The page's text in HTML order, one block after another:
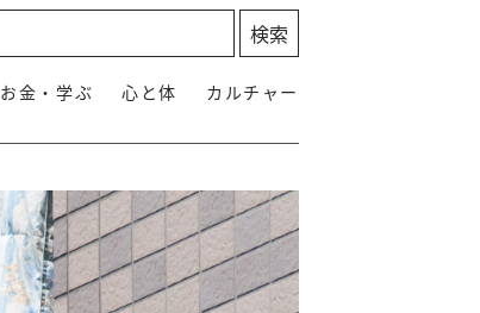
お金・学ぶ 心と体 カルチャー